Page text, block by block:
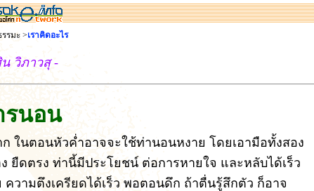
รรมะ >เราคิดอะไร
วิภาวสุ -
รนอน
ในตอนหัวค่ำอาจจะใช้ท่านอนหงาย โดยเอามือทั้งสอง
ยืดตรง ท่านี้มีประโยชน์ ต่อการหายใจ และหลับได้เร็ว
วามตึงเครียดได้เร็ว พอตอนดึก ถ้าตื่นรู้สึกตัว ก็อาจ